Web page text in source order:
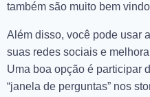
também são muito bem
Além disso, você pode usar
suas redes sociais e
Uma boa opção é participar
“janela de perguntas” nos